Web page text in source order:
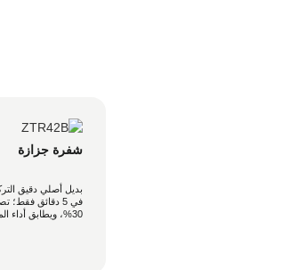
شفرة جزازة
بديل أصلي دقيق
في 5 دقائق
30%، ويطابق أداء المصنع الأصلي بسعر 60%.